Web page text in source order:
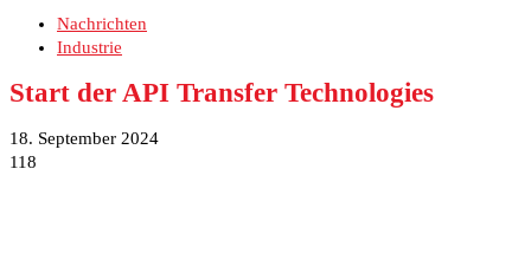
Nachrichten
Industrie
Start der API Transfer Technologies
18. September 2024
118